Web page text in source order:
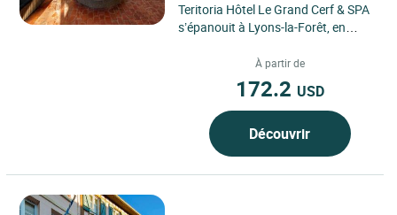
Teritoria Hôtel Le Grand Cerf & SPA
s’épanouit à Lyons-la-Forêt, en
À partir de
172.2 USD
Découvrir